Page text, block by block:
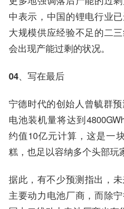
中表示，中国的锂电行业
大规模供应经验不足的二
会出现产能过剩的状况。
04、 写在最后
宁德时代的创始人曾毓群
电池装机量将达到
约值10亿元计算，这是一
糕，也足以容纳多个头部玩
据此，有不少预测指出，
主要动力电池厂商，而除